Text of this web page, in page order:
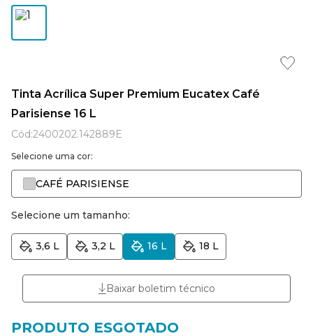
Tinta Acrílica Super Premium Eucatex Café
Parisiense 16 L
Cód:2400202.142889E
Selecione uma cor:
CAFÉ PARISIENSE
Selecione um tamanho:
3,6 L 3,2 L 16 L 18 L
Baixar boletim técnico
tinta